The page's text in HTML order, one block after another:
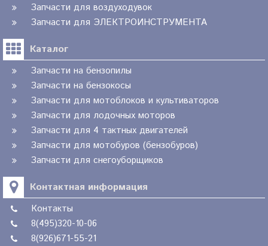
Запчасти для воздуходувок
Запчасти для ЭЛЕКТРОИНСТРУМЕНТА
Каталог
Запчасти на бензопилы
Запчасти на бензокосы
Запчасти для мотоблоков и культиваторов
Запчасти для лодочных моторов
Запчасти для 4 тактных двигателей
Запчасти для мотобуров (бензобуров)
Запчасти для снегоуборщиков
Контактная информация
Контакты
8(495)320-10-06
8(926)671-55-21